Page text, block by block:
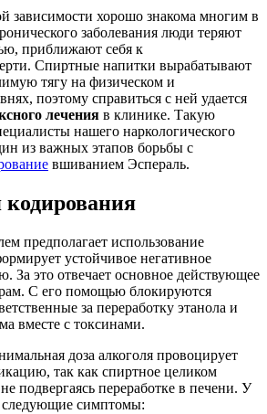
зависимости хорошо знакома многим в
заболевания люди теряют
приближают себя к
Спиртные напитки вырабатывают
тягу на физическом и
поэтому справиться с ней удается
лечения в клинике. Такую
нашего наркологического
из важных этапов борьбы с
вшиванием Эспераль.
предполагает использование
устойчивое негативное
За это отвечает основное действующее
С его помощью блокируются
за переработку этанола и
вместе с токсинами.
доза алкоголя провоцирует
так как спиртное целиком
подвергаясь переработке в печени. У
следующие симптомы: